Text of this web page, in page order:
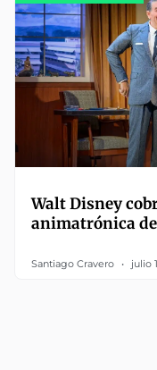
Walt Disney
animatrónica
Santiago Cravero julio